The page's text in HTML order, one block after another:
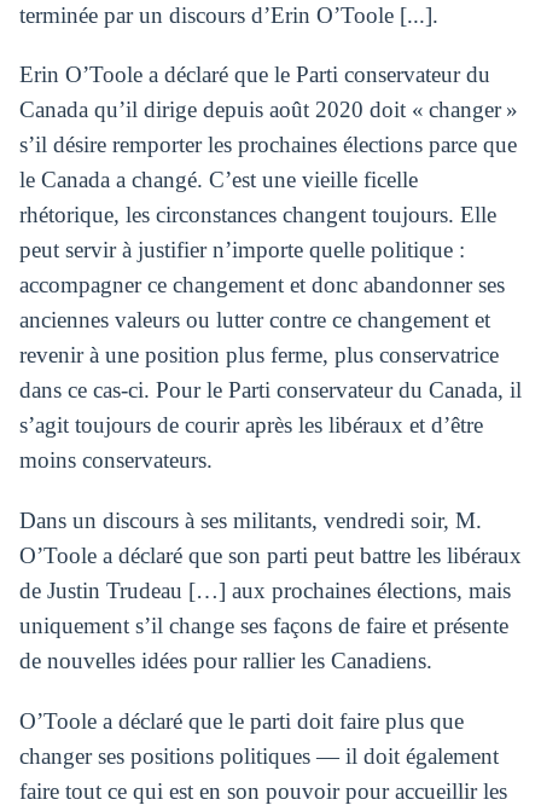
terminée par un discours d’Erin O’Toole [...].
Erin O’Toole a déclaré que le Parti conservateur du
Canada qu’il dirige depuis août 2020 doit « changer »
s’il désire remporter les prochaines élections parce que
le Canada a changé. C’est une vieille ficelle
rhétorique, les circonstances changent toujours. Elle
peut servir à justifier n’importe quelle politique :
accompagner ce changement et donc abandonner ses
anciennes valeurs ou lutter contre ce changement et
revenir à une position plus ferme, plus conservatrice
dans ce cas-ci. Pour le Parti conservateur du Canada, il
s’agit toujours de courir après les libéraux et d’être
moins conservateurs.
Dans un discours à ses militants, vendredi soir, M.
O’Toole a déclaré que son parti peut battre les libéraux
de Justin Trudeau […] aux prochaines élections, mais
uniquement s’il change ses façons de faire et présente
de nouvelles idées pour rallier les Canadiens.
O’Toole a déclaré que le parti doit faire plus que
changer ses positions politiques — il doit également
faire tout ce qui est en son pouvoir pour accueillir les